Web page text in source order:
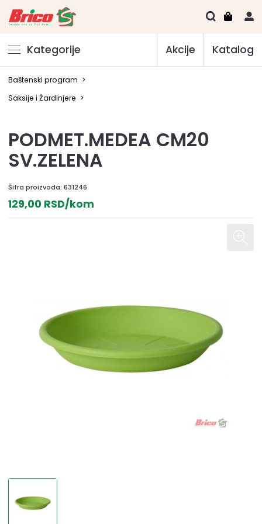
Kategorije Akcije Katalog
Baštenski program >
Saksije i Žardinjere >
PODMET.MEDEA CM20
SV.ZELENA
Šifra proizvoda: 631246
129,00 RSD/kom